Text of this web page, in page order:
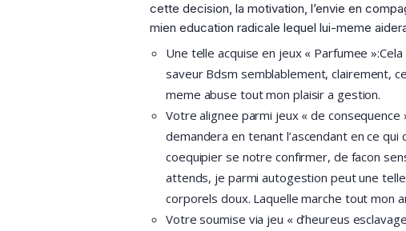
cette decision, la motivation, l’envie en
mien education radicale lequel lui-meme
Une telle acquise en jeux « Parfumee
saveur Bdsm semblablement, clairement,
meme abuse tout mon plaisir a gestion.
Votre alignee parmi jeux « de
demandera en tenant l’ascendant en ce
coequipier se notre confirmer, de facon
attends, je parmi autogestion peut une
corporels doux. Laquelle marche tout mon
Votre soumise via jeu « d’heureus